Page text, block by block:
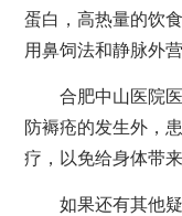
蛋白，高热量的饮
用鼻饲法和静脉外营
合肥中山医院
防褥疮的发生外，
疗，以免给身体带来
如果还有其他